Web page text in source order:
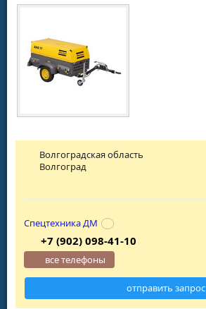
Волгоградская область
Волгоград
Спецтехника ДМ
+7 (902) 098-41-10
все телефоны
отправить запрос